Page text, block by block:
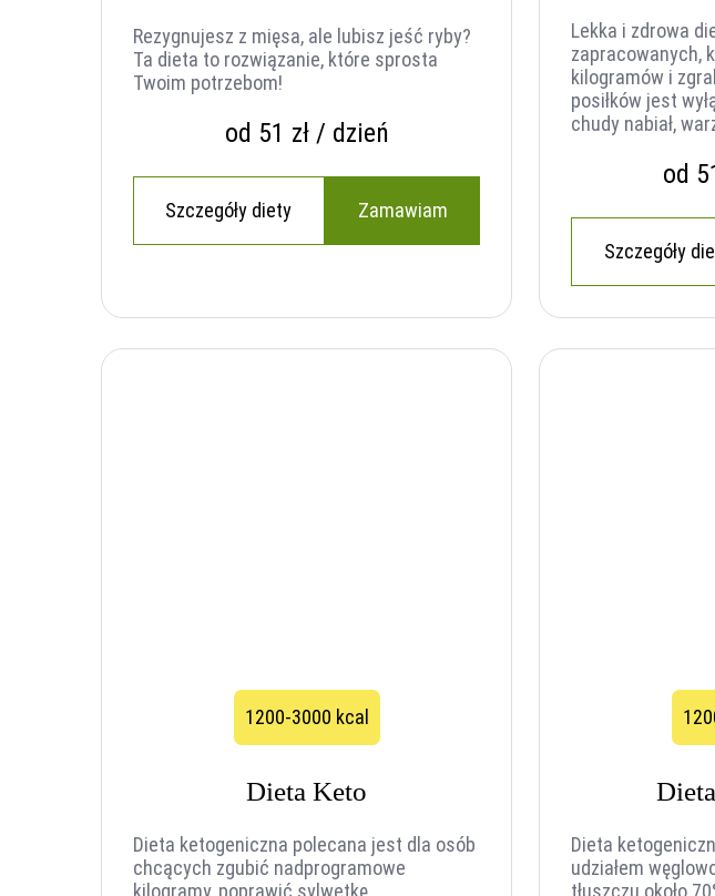
Rezygnujesz z mięsa, ale lubisz jeść ryby?
Ta dieta to rozwiązanie, które sprosta
Twoim potrzebom!
od 51 zł / dzień
Szczegóły diety Zamawiam
Lekka i zdrowa
zapracowanych,
kilogramów i
posiłków jest
chudy nabiał,
od
Szczegóły
1200-3000 kcal
Dieta Keto
Dieta ketogeniczna polecana jest dla osób
chcących zgubić nadprogramowe
kilogramy, poprawić sylwetkę
Dieta
udziałem
tłuszczu około